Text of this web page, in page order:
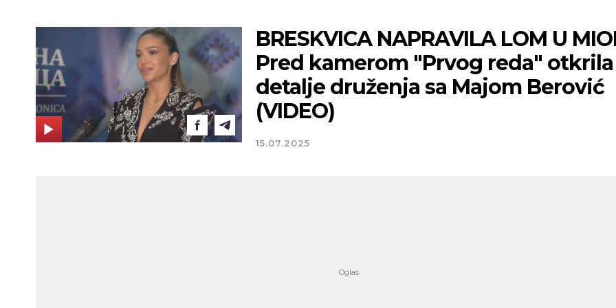
BRESKVICA NAPRAVILA LOM U
Pred kamerom "Prvog reda" otkrila
detalje druženja sa Majom Berović
(VIDEO)
15.07.2025